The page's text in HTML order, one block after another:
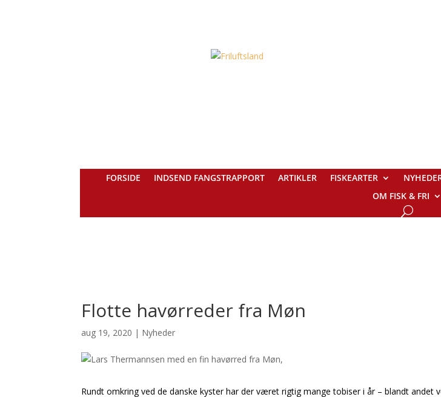
FORSIDE INDSEND FANGSTRAPPORT ARTIKLER FISKEARTER
OM FISK & FRI
Flotte havørreder fra Møn
aug 19, 2020 | Nyheder
Rundt omkring ved de danske kyster har der været rigtig mange tobiser i år – blandt